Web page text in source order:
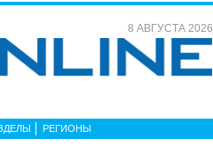
8 АВГУСТА 2026
РЕГИОНЫ